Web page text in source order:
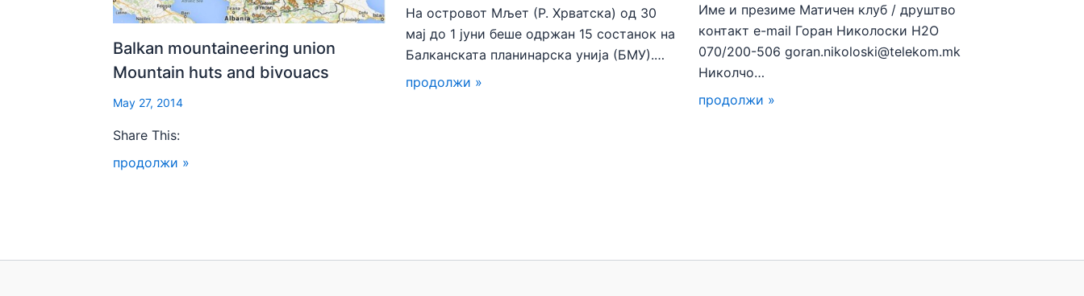
Balkan mountaineering union
Mountain huts and bivouacs
May 27, 2014
Share This:
продолжи »
На островот Мљет (Р. Хрватска) од 30
мај до 1 јуни беше одржан 15 состанок на
Балканската планинарска унија (БМУ).…
продолжи »
Име и презиме Матичен клуб / друштво
контакт e-mail Горан Николоски H2О
070/200-506 goran.nikoloski@telekom.mk
Николчо…
продолжи »